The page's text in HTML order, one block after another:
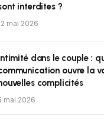
interdites ?
mai 2026
dans le couple :
ouvre la
complicités
mai 2026